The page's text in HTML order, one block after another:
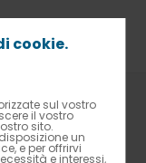
doppia
cookie.
sul vostro
il vostro
sito.
un
e per offrirvi
e interessi,